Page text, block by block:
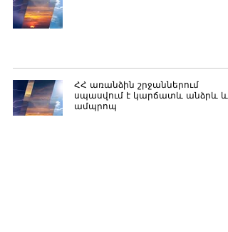
ՀՀ առանձին շրջաններում
սպասվում է կարճատև անձրև և
ամպրոպ